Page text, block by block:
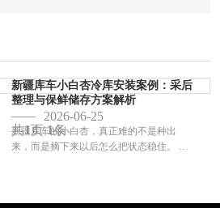
新疆库车小白杏冷库安装案例：采后
整理与保鲜储存方案解析
2026-06-25
新疆库车的小白杏，真正难的不是种出
来，而是摘下来以后怎么把状态稳住。 这
共1页1条